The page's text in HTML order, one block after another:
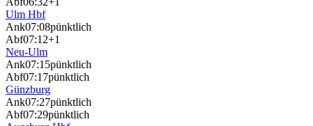
Ulm Hbf
Ank07:08pünktlich
Abf07:12+1
Neu-Ulm
Ank07:15pünktlich
Abf07:17pünktlich
Günzburg
Ank07:27pünktlich
Abf07:29pünktlich